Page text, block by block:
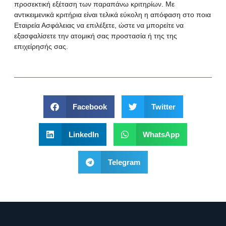
προσεκτική εξέταση των παραπάνω κριτηρίων. Με
αντικειμενικά κριτήρια είναι τελικά εύκολη η απόφαση στο ποια
Εταιρεία Ασφάλειας να επιλέξετε, ώστε να μπορείτε να
εξασφαλίσετε την ατομική σας προστασία ή της της
επιχείρησής σας.
Facebook Twitter
LinkedIn WhatsApp
Telegram